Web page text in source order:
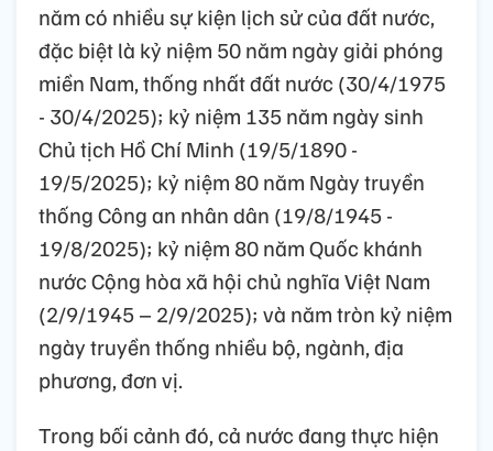
năm có nhiều sự kiện lịch sử của đất nước,
đặc biệt là kỷ niệm 50 năm ngày giải phóng
miền Nam, thống nhất đất nước (30/4/1975
- 30/4/2025); kỷ niệm 135 năm ngày sinh
Chủ tịch Hồ Chí Minh (19/5/1890 -
19/5/2025); kỷ niệm 80 năm Ngày truyền
thống Công an nhân dân (19/8/1945 -
19/8/2025); kỷ niệm 80 năm Quốc khánh
nước Cộng hòa xã hội chủ nghĩa Việt Nam
(2/9/1945 – 2/9/2025); và năm tròn kỷ niệm
ngày truyền thống nhiều bộ, ngành, địa
phương, đơn vị.
Trong bối cảnh đó, cả nước đang thực hiện